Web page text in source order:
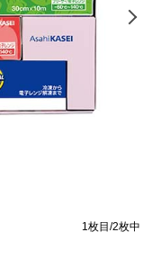
1枚目/2枚中